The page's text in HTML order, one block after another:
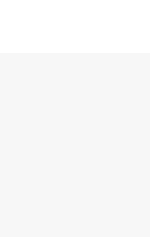
Проведите
полноценных 3-х
одной